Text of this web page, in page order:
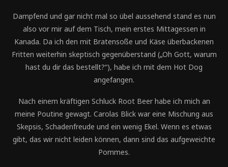
Dampfend und gar nicht mal so übel aussehend stand es nun
also vor mir auf dem Tisch, mein erstes Mittagessen in
Kanada. Da ich den mit Bratensoße und Käse überbackenen
Fritten weiterhin skeptisch gegenüberstand („Oh Gott, warum
hast du dir das bestellt?“), habe ich mit dem Hot Dog
angefangen.
Nach einem kräftigen Schluck Root Beer habe ich mich an
meine Poutine gewagt. Carolas Blick war eine Mischung aus
Skepsis, Schadenfreude und ein wenig Ekel. Wenn es etwas
gibt, das wir nicht leiden können, dann sind das aufgeweichte
Pommes.